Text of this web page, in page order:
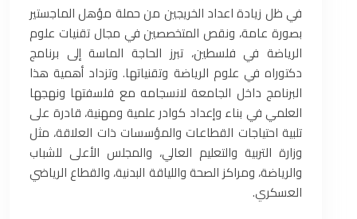
في ظل زيادة اعداد الخريجين من حملة مؤهل الماجستير
بصورة عامة، ونقص المتخصصين في مجال تقنيات علوم
الرياضة في فلسطين، تبرز الحاجة الماسة إلى برنامج
دكتوراه في علوم الرياضة وتقنياتها. وتزداد أهمية هذا
البرنامج داخل الجامعة لانسجامه مع فلسفتها ونهجها
العلمي في بناء وإعداد كوادر علمية ومهنية، قادرة على
تلبية احتياجات القطاعات والمؤسسات ذات العلاقة، مثل
وزارة التربية والتعليم العالي، والمجلس الأعلى للشباب
والرياضة، ومراكز الصحة واللياقة البدنية، والقطاع الرياضي
العسكري.